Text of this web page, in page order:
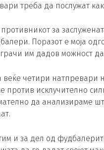
треба да послужат
за
Поразот е моја
им дадов можност
веќе четири натпревари
против исклучително
да анализираме
и за дел од